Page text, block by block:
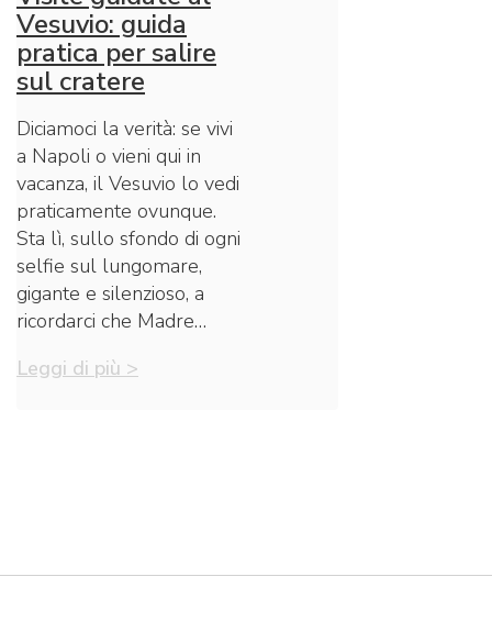
Vesuvio: guida
pratica per salire
sul cratere
Diciamoci la verità: se vivi
a Napoli o vieni qui in
vacanza, il Vesuvio lo vedi
praticamente ovunque.
Sta lì, sullo sfondo di ogni
selfie sul lungomare,
gigante e silenzioso, a
ricordarci che Madre…
Leggi di più >